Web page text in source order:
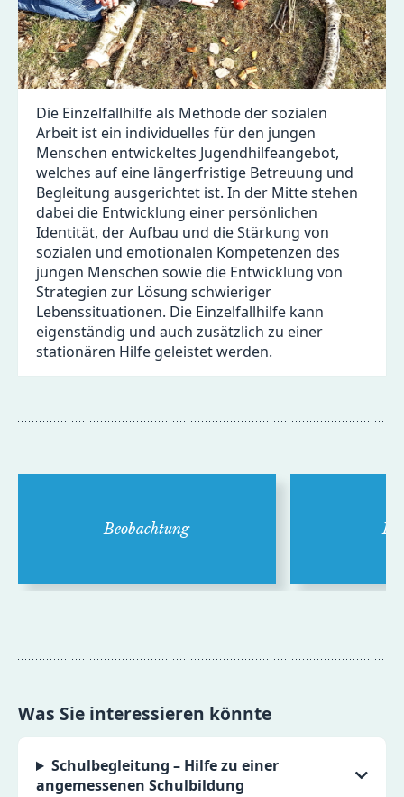
Die Einzelfallhilfe als Methode der sozialen
Arbeit ist ein individuelles für den jungen
Menschen entwickeltes Jugendhilfeangebot,
welches auf eine längerfristige Betreuung und
Begleitung ausgerichtet ist. In der Mitte stehen
dabei die Entwicklung einer persönlichen
Identität, der Aufbau und die Stärkung von
sozialen und emotionalen Kompetenzen des
jungen Menschen sowie die Entwicklung von
Strategien zur Lösung schwieriger
Lebenssituationen. Die Einzelfallhilfe kann
eigenständig und auch zusätzlich zu einer
stationären Hilfe geleistet werden.
Beobachtung
Was Sie interessieren könnte
Schulbegleitung – Hilfe zu einer
angemessenen Schulbildung